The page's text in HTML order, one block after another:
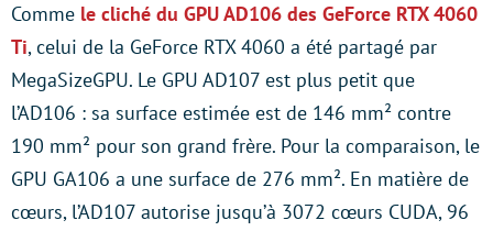
Comme le cliché du GPU AD106 des GeForce RTX 4060
Ti, celui de la GeForce RTX 4060 a été partagé par
MegaSizeGPU. Le GPU AD107 est plus petit que
l’AD106 : sa surface estimée est de 146 mm² contre
190 mm² pour son grand frère. Pour la comparaison, le
GPU GA106 a une surface de 276 mm². En matière de
cœurs, l’AD107 autorise jusqu’à 3072 cœurs CUDA, 96